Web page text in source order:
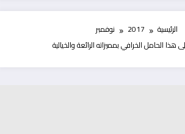
الرئيسية 2017
نوفمبر
الحامل الخرافي بمميزاته الرائعة والخيالية